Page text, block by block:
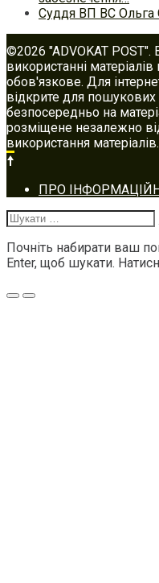
Суддя ВП ВС Ольга
©2026 "ADVOKAT POST".
використанні
обов'язкове. Для
відкрите для пошукових
безпосередньо на
розміщене незалежно
використання матеріалів.
Footer
navigation
ПРО
Шукати:
Почніть набирати ваш
Enter, щоб шукати.
Меню